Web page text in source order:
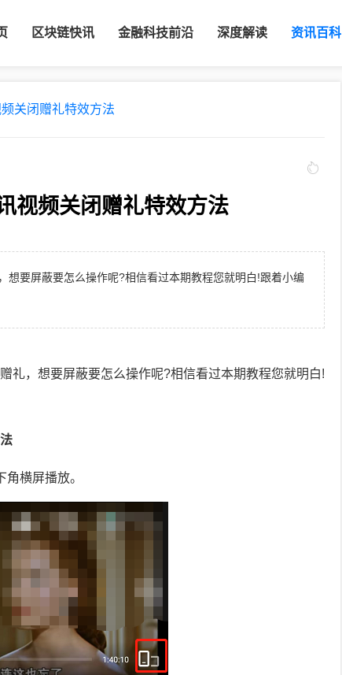
区块链快讯 金融科技前沿 深度解读 资讯百科
关闭赠礼特效方法
视频关闭赠礼特效方法
要屏蔽要怎么操作呢?相信看过本期教程您就明白!跟着小编
礼，想要屏蔽要怎么操作呢?相信看过本期教程您就明白!
横屏播放。